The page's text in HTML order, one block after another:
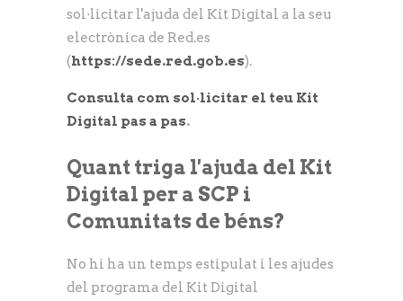
sol·licitar l'ajuda del Kit Digital a la seu
electrònica de Red.es
(https://sede.red.gob.es).
Consulta com sol·licitar el teu Kit
Digital pas a pas.
Quant triga l'ajuda del Kit
Digital per a SCP i
Comunitats de béns?
No hi ha un temps estipulat i les ajudes
del programa del Kit Digital